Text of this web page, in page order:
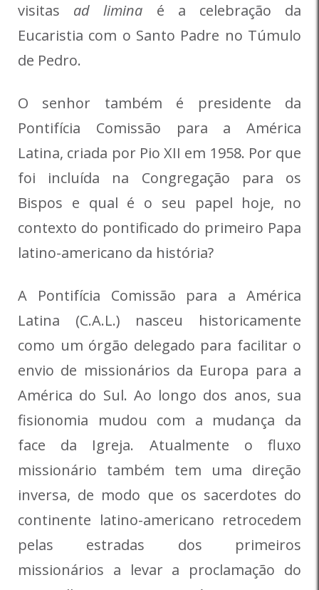
visitas ad limina é a celebração da
Eucaristia com o Santo Padre no Túmulo
de Pedro.
O senhor também é presidente da
Pontifícia Comissão para a América
Latina, criada por Pio XII em 1958. Por que
foi incluída na Congregação para os
Bispos e qual é o seu papel hoje, no
contexto do pontificado do primeiro Papa
latino-americano da história?
A Pontifícia Comissão para a América
Latina (C.A.L.) nasceu historicamente
como um órgão delegado para facilitar o
envio de missionários da Europa para a
América do Sul. Ao longo dos anos, sua
fisionomia mudou com a mudança da
face da Igreja. Atualmente o fluxo
missionário também tem uma direção
inversa, de modo que os sacerdotes do
continente latino-americano retrocedem
pelas estradas dos primeiros
missionários a levar a proclamação do